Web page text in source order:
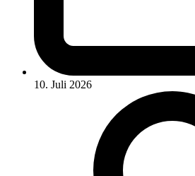
10. Juli 2026